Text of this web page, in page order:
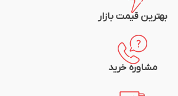
بهترین قیمت بازار
مشاوره خرید